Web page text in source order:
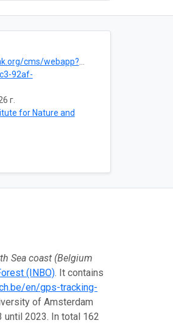
92af-
г.
for Nature and
Sea coast (Belgium
(INBO). It contains
en/gps-tracking-
of Amsterdam
until 2023. In total 162